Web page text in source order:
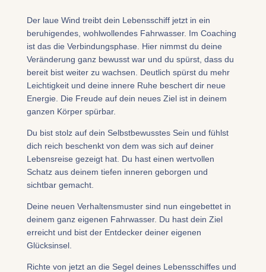
​Der laue Wind treibt dein Lebensschiff jetzt in ein
beruhigendes, wohlwollendes Fahrwasser. Im Coaching
ist das die Verbindungsphase. Hier nimmst du deine
Veränderung ganz bewusst war und du spürst, dass du
bereit bist weiter zu wachsen. Deutlich spürst du mehr
Leichtigkeit und deine innere Ruhe beschert dir neue
Energie. Die Freude auf dein neues Ziel ist in deinem
ganzen Körper spürbar.
Du bist stolz auf dein Selbstbewusstes Sein und fühlst
dich reich beschenkt von dem was sich auf deiner
Lebensreise gezeigt hat. Du hast einen wertvollen
Schatz aus deinem tiefen inneren geborgen und
sichtbar gemacht.
Deine neuen Verhaltensmuster sind nun eingebettet in
deinem ganz eigenen Fahrwasser. Du hast dein Ziel
erreicht und bist der Entdecker deiner eigenen
Glücksinsel.
Richte von jetzt an die Segel deines Lebensschiffes und